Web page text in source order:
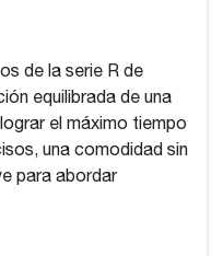
de la serie R de
equilibrada de una
el máximo tiempo
una comodidad sin
para abordar